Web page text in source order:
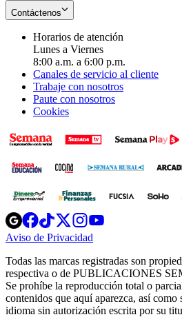
Contáctenos
Horarios de atención
Lunes a Viernes
8:00 a.m. a 6:00 p.m.
Canales de servicio al cliente
Trabaje con nosotros
Paute con nosotros
Cookies
Opens
in
new
Opens
in
new
Opens
in
new
window
Opens
new
windowwindow
Aviso de Privacidad
new
window
Todas las marcas registradas son
respectiva o de PUBLICACIONES
Se prohíbe la reproducción total o
contenidos que aquí aparezca, así
idioma sin autorización escrita por su